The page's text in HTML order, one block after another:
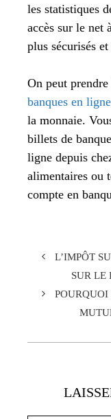
les statistiques
accès sur le net
plus sécurisés
On peut
banques en ligne
la monnaie.
billets de
ligne depuis
alimentaires ou
compte en
L’IMPÔT
SUR LE